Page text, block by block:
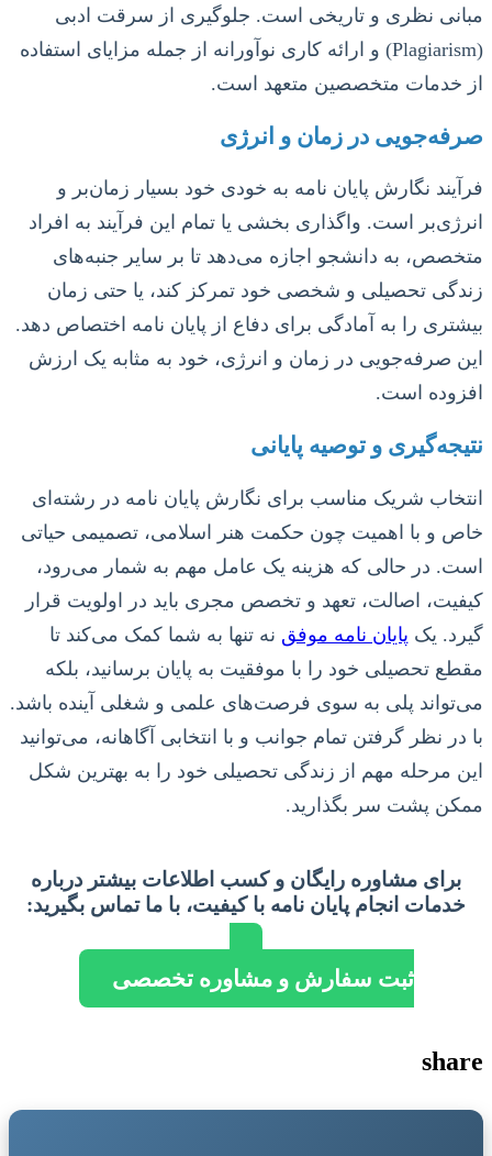
مبانی نظری و تاریخی است. جلوگیری از سرقت ادبی
(Plagiarism) و ارائه کاری نوآورانه از جمله مزایای استفاده
از خدمات متخصصین متعهد است.
صرفه‌جویی در زمان و انرژی
فرآیند نگارش پایان نامه به خودی خود بسیار زمان‌بر و
انرژی‌بر است. واگذاری بخشی یا تمام این فرآیند به افراد
متخصص، به دانشجو اجازه می‌دهد تا بر سایر جنبه‌های
زندگی تحصیلی و شخصی خود تمرکز کند، یا حتی زمان
بیشتری را به آمادگی برای دفاع از پایان نامه اختصاص دهد.
این صرفه‌جویی در زمان و انرژی، خود به مثابه یک ارزش
افزوده است.
نتیجه‌گیری و توصیه پایانی
انتخاب شریک مناسب برای نگارش پایان نامه در رشته‌ای
خاص و با اهمیت چون حکمت هنر اسلامی، تصمیمی حیاتی
است. در حالی که هزینه یک عامل مهم به شمار می‌رود،
کیفیت، اصالت، تعهد و تخصص مجری باید در اولویت قرار
گیرد. یک پایان نامه موفق نه تنها به شما کمک می‌کند تا
مقطع تحصیلی خود را با موفقیت به پایان برسانید، بلکه
می‌تواند پلی به سوی فرصت‌های علمی و شغلی آینده باشد.
با در نظر گرفتن تمام جوانب و با انتخابی آگاهانه، می‌توانید
این مرحله مهم از زندگی تحصیلی خود را به بهترین شکل
ممکن پشت سر بگذارید.
برای مشاوره رایگان و کسب اطلاعات بیشتر درباره
خدمات انجام پایان نامه با کیفیت، با ما تماس بگیرید:
ثبت سفارش و مشاوره تخصصی
share